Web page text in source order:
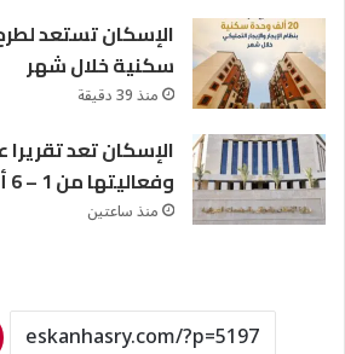
سكنية خلال شهر
منذ 39 دقيقة
الإسكان تعد تقريرا
وفعاليتها من 1 – 6 أغسطس الجارى
منذ ساعتين